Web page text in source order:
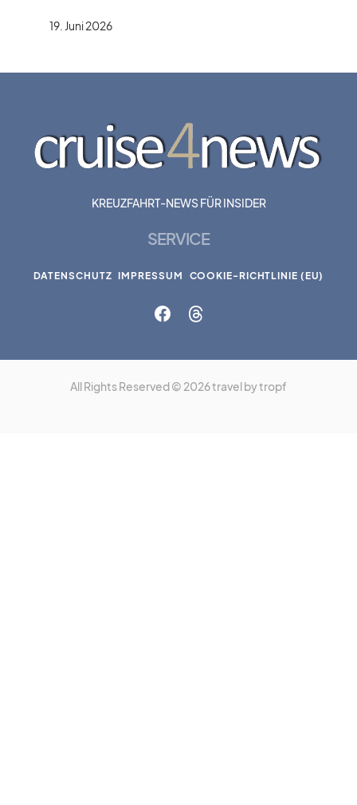
19. Juni 2026
KREUZFAHRT-NEWS FÜR INSIDER
SERVICE
DATENSCHUTZ IMPRESSUM COOKIE-RICHTLINIE (EU)
All Rights Reserved © 2026 travel by tropf